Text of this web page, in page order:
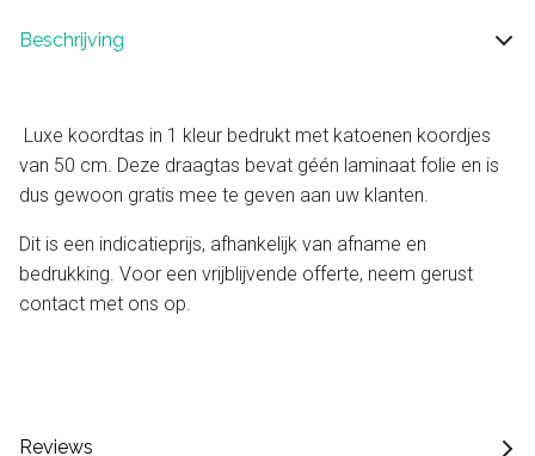
Beschrijving
Luxe koordtas in 1 kleur bedrukt met katoenen koordjes
van 50 cm. Deze draagtas bevat géén laminaat folie en is
dus gewoon gratis mee te geven aan uw klanten.
Dit is een indicatieprijs, afhankelijk van afname en
bedrukking. Voor een vrijblijvende offerte, neem gerust
contact met ons op.
Reviews